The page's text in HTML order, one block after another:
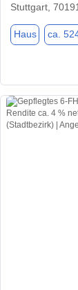
Stuttgart, 70191
Haus ca.